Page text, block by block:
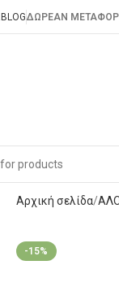
BLOGΔΩΡΕΑΝ
Αρχική σελίδα
-15%